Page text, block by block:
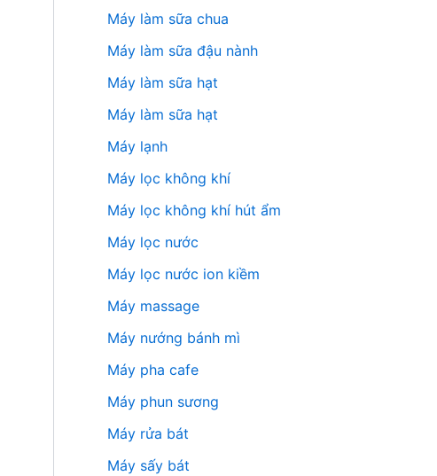
Máy làm sữa chua
Máy làm sữa đậu nành
Máy làm sữa hạt
Máy làm sữa hạt
Máy lạnh
Máy lọc không khí
Máy lọc không khí hút ẩm
Máy lọc nước
Máy lọc nước ion kiềm
Máy massage
Máy nướng bánh mì
Máy pha cafe
Máy phun sương
Máy rửa bát
Máy sấy bát